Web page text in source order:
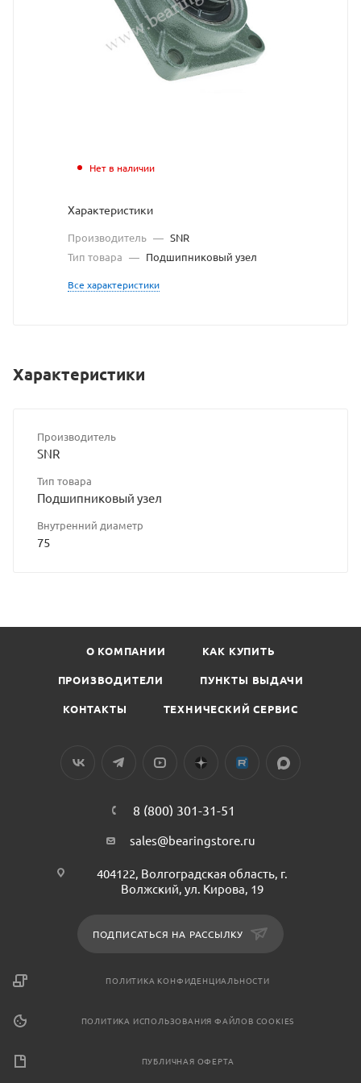
сайта
https://bearingstore.ru
разрешения
сайта
Нет в наличии
Характеристики
Производитель — SNR
Тип товара — Подшипниковый узел
Все характеристики
Характеристики
Производитель
SNR
Тип товара
Подшипниковый узел
Внутренний диаметр
75
О КОМПАНИИ КАК КУПИТЬ
ПРОИЗВОДИТЕЛИ ПУНКТЫ ВЫДАЧИ
КОНТАКТЫ ТЕХНИЧЕСКИЙ СЕРВИС
8 (800) 301-31-51
sales@bearingstore.ru
404122, Волгоградская область, г.
Волжский, ул. Кирова, 19
ПОДПИСАТЬСЯ НА РАССЫЛКУ
ПОЛИТИКА КОНФИДЕНЦИАЛЬНОСТИ
ПОЛИТИКА ИСПОЛЬЗОВАНИЯ ФАЙЛОВ COOKIES
ПУБЛИЧНАЯ ОФЕРТА